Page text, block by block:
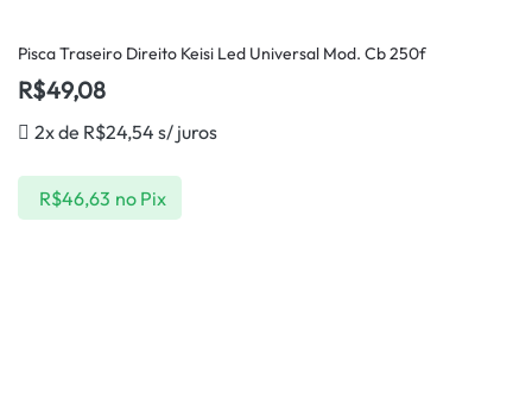
Pisca Traseiro Direito Keisi Led Universal Mod. Cb 250f
R$49,08
2x de R$24,54 s/ juros
R$46,63 no Pix